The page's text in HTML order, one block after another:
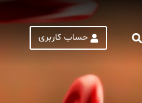
حساب کاربری